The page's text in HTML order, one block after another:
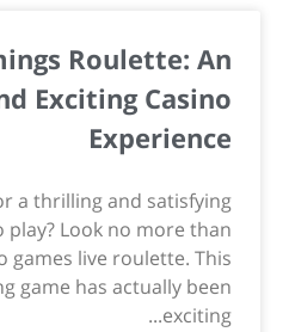
Roulette: An
Exciting Casino
Experience
a thrilling and satisfying
play? Look no more than
games live roulette. This
game has actually been
exciting...